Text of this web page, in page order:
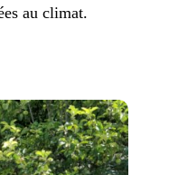
au climat.